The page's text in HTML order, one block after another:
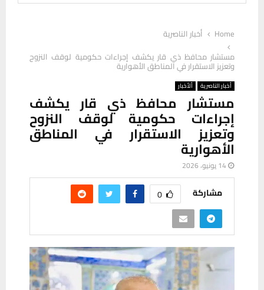
Home
أخبار الناصرية
مستشار محافظ ذي قار يكشف إجراءات حكومية لوقف النزوح
وتعزيز الاستقرار في المناطق الأهوارية
أخبار الناصرية ألأخبار
مستشار محافظ ذي قار يكشف
إجراءات حكومية لوقف النزوح
وتعزيز الاستقرار في المناطق
الأهوارية
14 يونيو، 2026
مشاركة 0